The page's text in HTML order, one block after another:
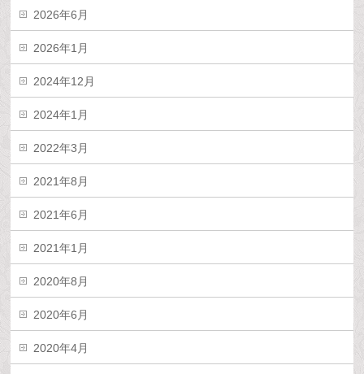
2026年6月
2026年1月
2024年12月
2024年1月
2022年3月
2021年8月
2021年6月
2021年1月
2020年8月
2020年6月
2020年4月